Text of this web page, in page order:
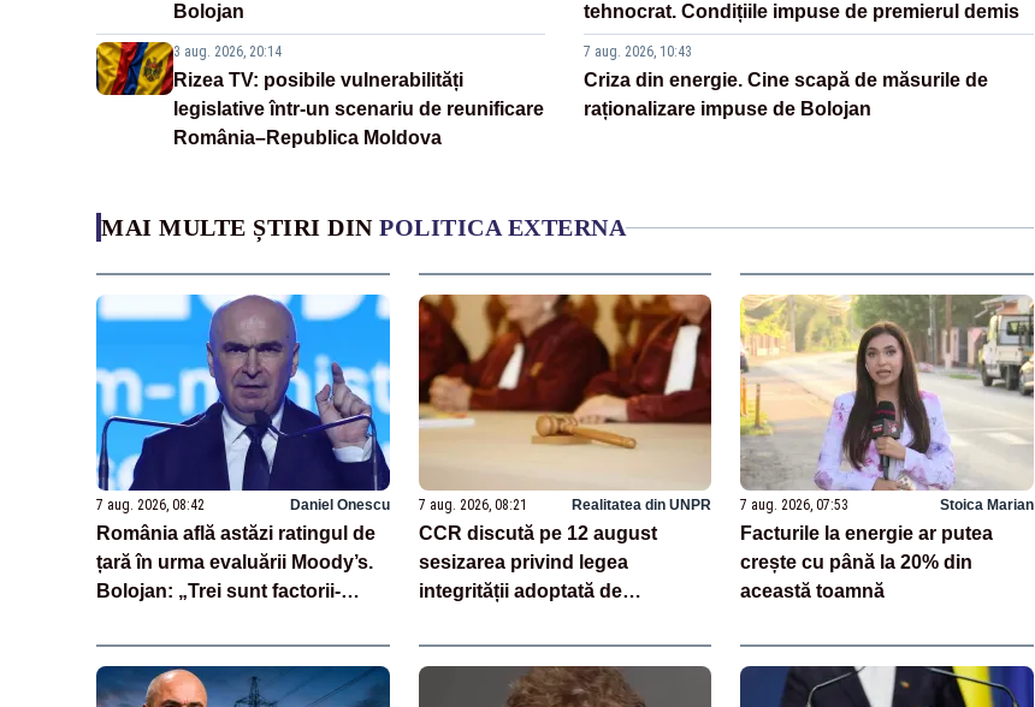
Bolojan
3 aug. 2026, 20:14
Rizea TV: posibile vulnerabilități
legislative într-un scenariu de reunificare
România–Republica Moldova
tehnocrat. Condițiile impuse de premierul demis
7 aug. 2026, 10:43
Criza din energie. Cine scapă de măsurile de
raționalizare impuse de Bolojan
MAI MULTE ȘTIRI DIN POLITICA EXTERNA
7 aug. 2026, 08:42 Daniel Onescu
România află astăzi ratingul de
țară în urma evaluării Moody’s.
Bolojan: „Trei sunt factorii-
evaluări”
7 aug. 2026, 08:21 Realitatea din UNPR
CCR discută pe 12 august
sesizarea privind legea
integrității adoptată de
7 aug. 2026, 07:53 Stoica Marian
Facturile la energie ar putea
crește cu până la 20% din
această toamnă